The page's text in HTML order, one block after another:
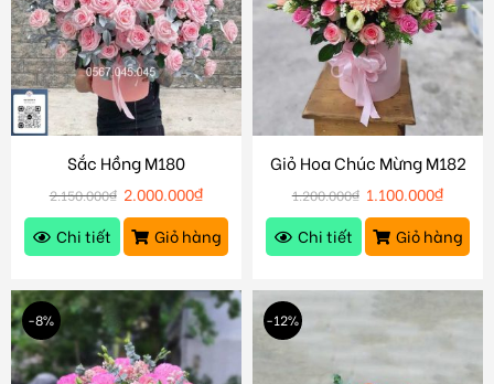
Sắc Hồng M180
2.150.000₫ 2.000.000₫
Chi tiết
Giỏ hàng
Giỏ Hoa Chúc Mừng M182
1.200.000₫ 1.100.000₫
Chi tiết
Giỏ hàng
-8% -12%